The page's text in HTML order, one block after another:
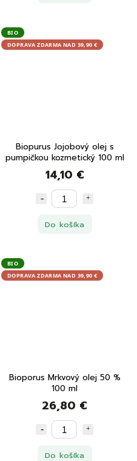
BIO
DOPRAVA ZDARMA NAD 39,90 €
Biopurus Jojobový olej s
pumpičkou kozmetický 100 ml
14,10 €
Do košíka
BIO
DOPRAVA ZDARMA NAD 39,90 €
Bioporus Mrkvový olej 50 %
100 ml
26,80 €
Do košíka